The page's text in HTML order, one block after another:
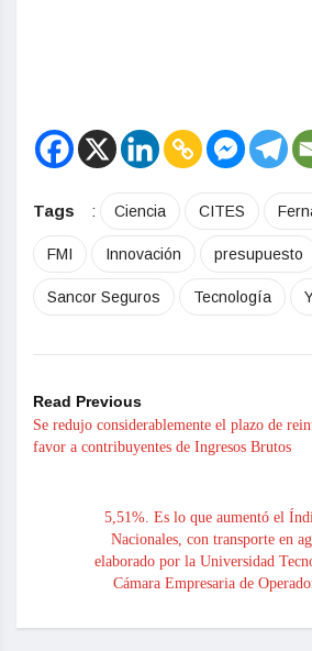
Tags : Ciencia CITES
FMI Innovación presupuesto
Sancor Seguros Tecnología
Read Previous
Se redujo considerablemente el plazo de
favor a contribuyentes de Ingresos Brutos
5,51%. Es lo que aumentó el
Nacionales, con transporte en
elaborado por la Universidad
Cámara Empresaria de